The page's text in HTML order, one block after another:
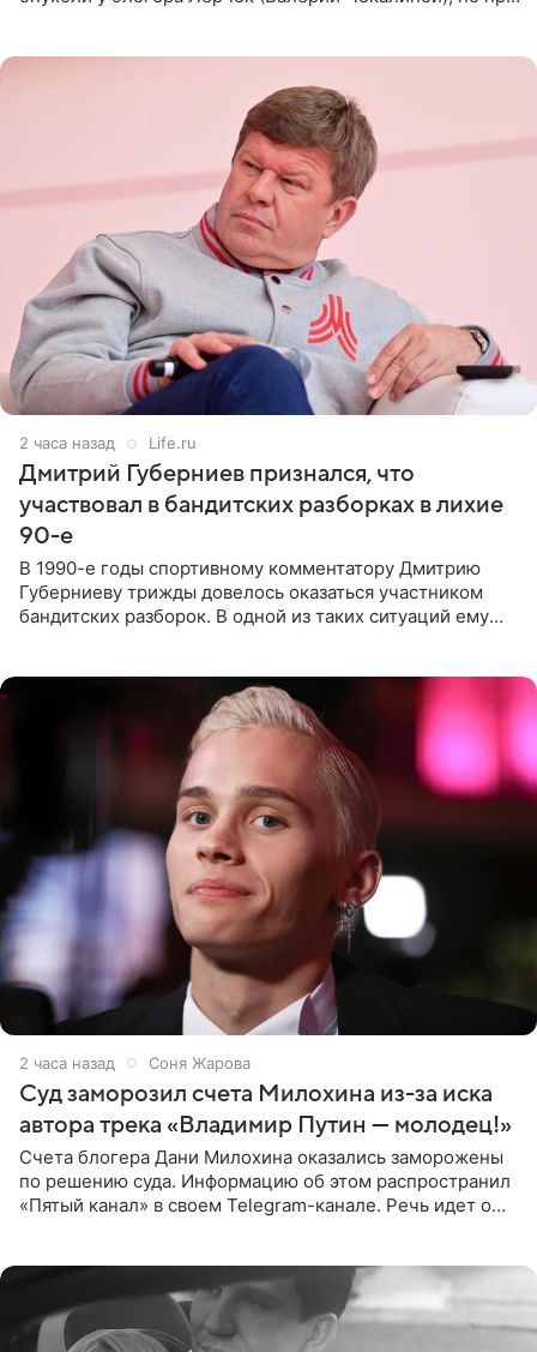
2 часа назад Life.ru
Дмитрий Губерниев признался, что
участвовал в бандитских разборках в лихие
90-е
В 1990-е годы спортивному комментатору Дмитрию
Губерниеву трижды довелось оказаться участником
бандитских разборок. В одной из таких ситуаций ему
2 часа назад Соня Жарова
Суд заморозил счета Милохина из-за иска
автора трека «Владимир Путин — молодец!»
Счета блогера Дани Милохина оказались заморожены
по решению суда. Информацию об этом распространил
«Пятый канал» в своем Telegram-канале. Речь идет о